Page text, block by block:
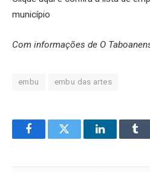
município
Com informações de O
embu embu das artes
FacebookTwitter LinkedIn